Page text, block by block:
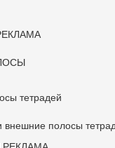
тетрадей
полосы